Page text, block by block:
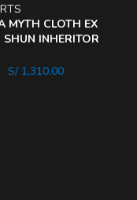
MYTH CLOTH EX
INHERITOR
S/1,310.00